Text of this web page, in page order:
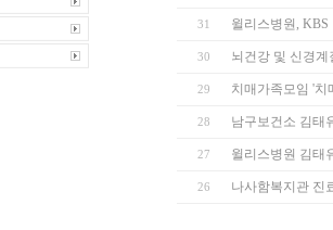
31 윌리스병원,
30 뇌건강 및 신경
29 치매가족모임 '치
28 남구보건소 김태
27 윌리스병원 김태
26 나사함복지관 진